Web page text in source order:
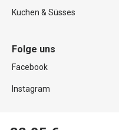
Kuchen & Süsses
Folge uns
Facebook
Instagram